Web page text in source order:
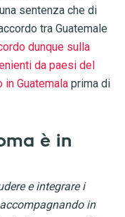
sentenza che di
tra Guatemale
dunque sulla
da paesi del
Guatemalaprima di
è in
e integrare i
in